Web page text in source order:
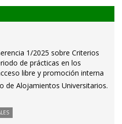
1/2025 sobre Criterios
de prácticas en los
libre y promoción interna
de Alojamientos Universitarios.